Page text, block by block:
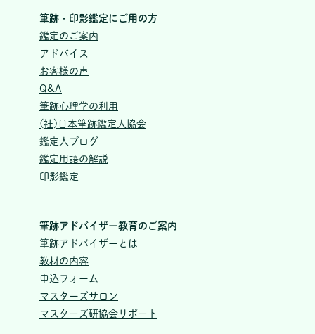
筆跡・印影鑑定にご用の方
鑑定のご案内
アドバイス
お客様の声
Q&A
筆跡心理学の利用
(社)日本筆跡鑑定人協会
鑑定人ブログ
鑑定用語の解説
印影鑑定
筆跡アドバイザー教育のご案内
筆跡アドバイザーとは
教材の内容
申込フォーム
マスターズサロン
マスターズ研協会リポート